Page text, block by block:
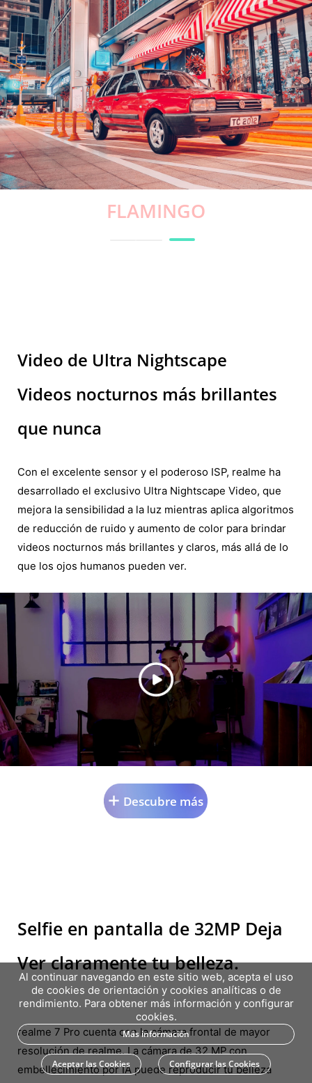
MODERN GOLD
Video de Ultra Nightscape
Videos nocturnos más brillantes
que nunca
Descubre más
Con el excelente sensor y el poderoso ISP, realme ha
desarrollado el exclusivo Ultra Nightscape Video, que
mejora la sensibilidad a la luz mientras aplica algoritmos
de reducción de ruido y aumento de color para brindar
videos nocturnos más brillantes y claros, más allá de lo
que los ojos humanos pueden ver.
Selfie en pantalla de 32MP Deja
Ver claramente tu belleza.
realme 7 Pro cuenta con la cámara frontal de mayor
resolución de realme. La cámara de 32 MP con
embellecimiento por IA puede reproducir tu belleza
Al continuar navegando en este sitio web, acepta el uso
de cookies de orientación y cookies analíticas o de
rendimiento. Para obtener más información y configurar
cookies.
Más información
Aceptar las Cookies Configurar las Cookies